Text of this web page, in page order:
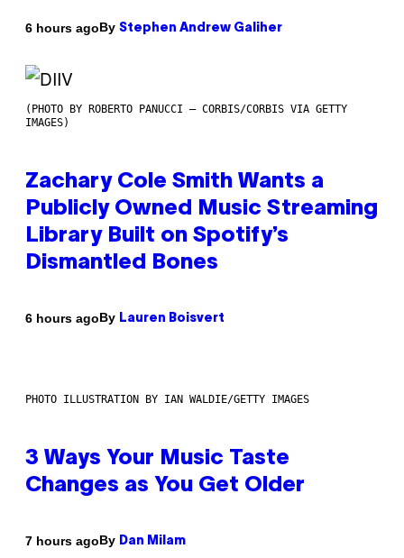
6 hours agoBy Stephen Andrew Galiher
(PHOTO BY ROBERTO PANUCCI – CORBIS/CORBIS VIA GETTY
IMAGES)
Zachary Cole Smith Wants a
Publicly Owned Music Streaming
Library Built on Spotify’s
Dismantled Bones
6 hours agoBy Lauren Boisvert
PHOTO ILLUSTRATION BY IAN WALDIE/GETTY IMAGES
3 Ways Your Music Taste
Changes as You Get Older
7 hours agoBy Dan Milam